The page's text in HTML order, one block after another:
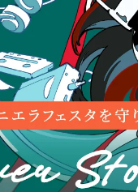
映像・映画
ビジネス・起業
まちづくり・地域活性化